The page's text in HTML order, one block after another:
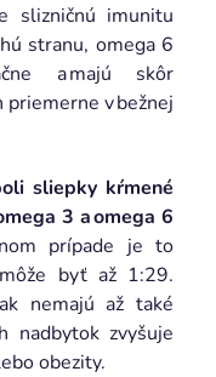
slizničnú imunitu
stranu, omega 6
a majú skôr
priemerne v bežnej
sliepky kŕmené
3 a omega 6
prípade je to
byť až 1:29.
nemajú až také
nadbytok zvyšuje
obezity.